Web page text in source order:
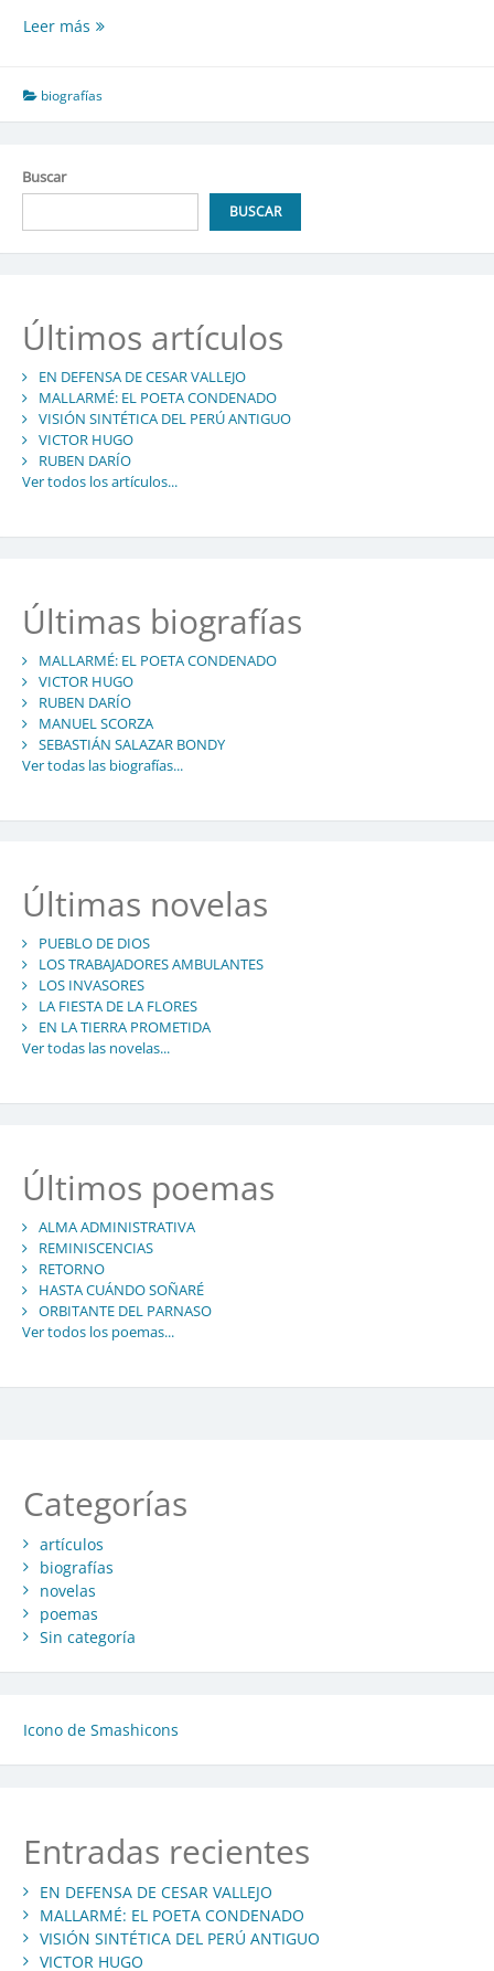
Leer más DIEGO
CALLE
biografías
Buscar
BUSCAR
Últimos artículos
EN DEFENSA DE CESAR VALLEJO
MALLARMÉ: EL POETA CONDENADO
VISIÓN SINTÉTICA DEL PERÚ ANTIGUO
VICTOR HUGO
RUBEN DARÍO
Ver todos los artículos...
Últimas biografías
MALLARMÉ: EL POETA CONDENADO
VICTOR HUGO
RUBEN DARÍO
MANUEL SCORZA
SEBASTIÁN SALAZAR BONDY
Ver todas las biografías...
Últimas novelas
PUEBLO DE DIOS
LOS TRABAJADORES AMBULANTES
LOS INVASORES
LA FIESTA DE LA FLORES
EN LA TIERRA PROMETIDA
Ver todas las novelas...
Últimos poemas
ALMA ADMINISTRATIVA
REMINISCENCIAS
RETORNO
HASTA CUÁNDO SOÑARÉ
ORBITANTE DEL PARNASO
Ver todos los poemas...
Categorías
artículos
biografías
novelas
poemas
Sin categoría
Icono de Smashicons
Entradas recientes
EN DEFENSA DE CESAR VALLEJO
MALLARMÉ: EL POETA CONDENADO
VISIÓN SINTÉTICA DEL PERÚ ANTIGUO
VICTOR HUGO